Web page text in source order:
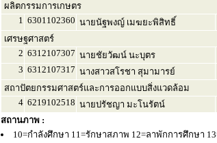
ผลิตกรรมการเกษตร
1 6301102360 นายนัฐพงญ์ เมฆยะพิสิทธิ์
เศรษฐศาสตร์
2 6312107307 นายชัยวัฒน์ นะบุตร
3 6312107317 นางสาวสโรชา สุมามารย์
สถาปัตยกรรมศาสตร์และการออกแบบสิ่งแวดล้อม
4 6219102518 นายปรัชญา มะโนรัตน์
สถานภาพ :
10=กำลังศึกษา 11=รักษาสภาพ 12=ลาพักการศึกษา